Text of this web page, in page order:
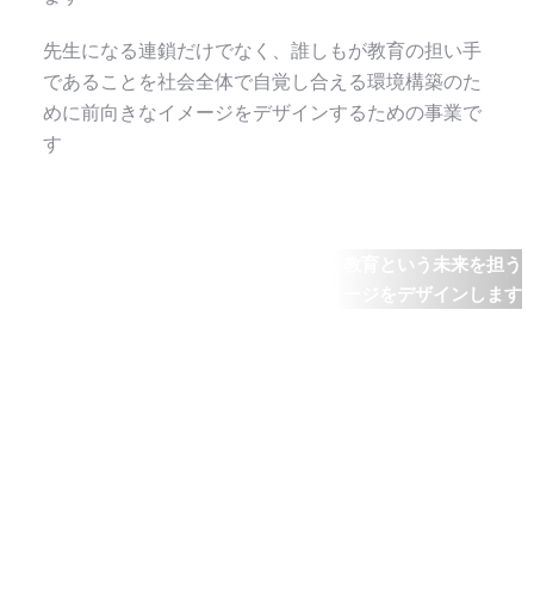
先生になる連鎖だけでなく、誰しもが教育の担い手
であることを社会全体で自覚し合える環境構築のた
めに前向きなイメージをデザインするための事業で
す
教育という未来を担う
学校・先生へのポジティブなイメージをデザインします